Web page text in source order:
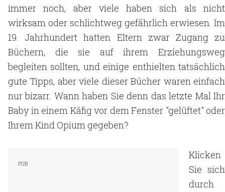
immer noch, aber viele haben sich als nicht
wirksam oder schlichtweg gefährlich erwiesen. Im
19. Jahrhundert hatten Eltern zwar Zugang zu
Büchern, die sie auf ihrem Erziehungsweg
begleiten sollten, und einige enthielten tatsächlich
gute Tipps, aber viele dieser Bücher waren einfach
nur bizarr. Wann haben Sie denn das letzte Mal Ihr
Baby in einem Käfig vor dem Fenster "gelüftet" oder
Ihrem Kind Opium gegeben?
Klicken
Sie sich
durch